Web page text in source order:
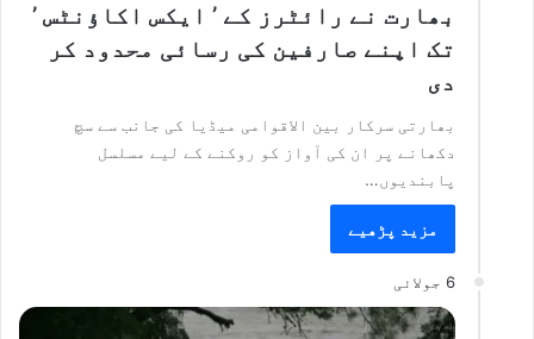
بھارت نے رائٹرز کے ’ ایکس اکاؤنٹس ’
تک اپنے صارفین کی رسائی محدود کر
دی
بھارتی سرکار بین الاقوامی میڈیا کی جانب سے سچ
دکھانے پر ان کی آواز کو روکنے کے لیے مسلسل
پابندیوں…
مزید پڑھیے
6 جولائی